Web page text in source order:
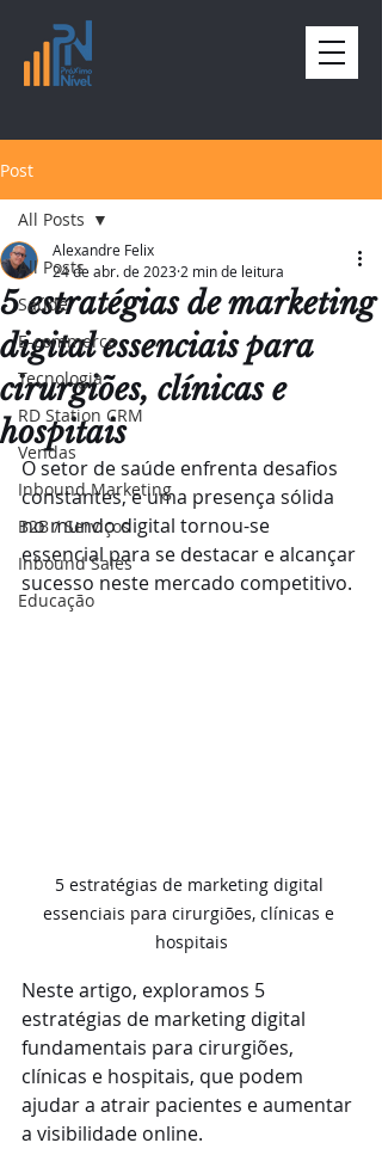
Post
All Posts
Saúde
E-commerce
Tecnologia
RD Station CRM
Vendas
Inbound Marketing
B2B / Serviços
Inbound Sales
Educação
All Posts
5 estratégias de marketing
digital essenciais para
cirurgiões, clínicas e
hospitais
Alexandre Felix
24 de abr. de 2023 2 min de leitura
O setor de saúde enfrenta desafios
constantes, e uma presença sólida
no mundo digital tornou-se
essencial para se destacar e alcançar
sucesso neste mercado competitivo.
5 estratégias de marketing digital
essenciais para cirurgiões, clínicas e
hospitais
Neste artigo, exploramos 5
estratégias de marketing digital
fundamentais para cirurgiões,
clínicas e hospitais, que podem
ajudar a atrair pacientes e aumentar
a visibilidade online.